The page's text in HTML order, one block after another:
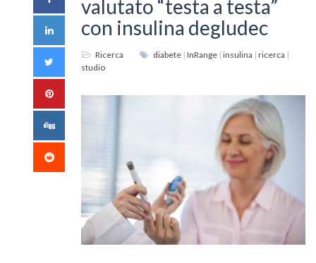
valutato “testa a testa”
con insulina degludec
Ricerca diabete | InRange | insulina | ricerca |
studio